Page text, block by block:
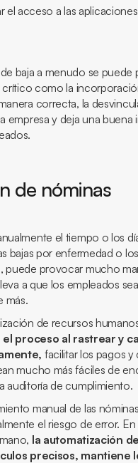
acceso a las aplicaciones
baja a menudo se puede
crítico como la
correcta, la
empresa y deja una buena
de nóminas
el tiempo o los
bajas por enfermedad o
puede provocar mucho
a que los empleados
más.
de recursos
proceso al rastrear y
facilitar los pagos
mucho más fáciles de
auditoría de cumplimiento.
manual de las
el riesgo de error. En
la automatización
precisos, mantiene